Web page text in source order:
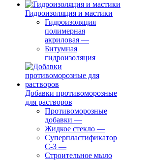
Гидроизоляция и мастики
Гидроизоляция
полимерная
акриловая —
Битумная
гидроизоляция
Добавки противоморозные
для растворов
Противоморозные
добавки —
Жидкое стекло —
Суперпластификатор
С-3 —
Строительное мыло